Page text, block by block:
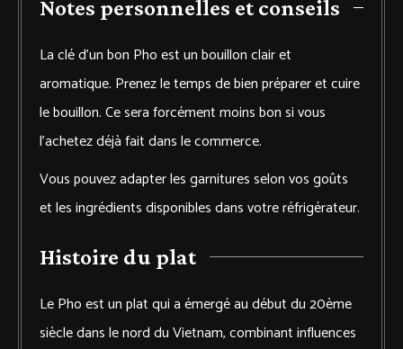
Notes personnelles et conseils
La clé d’un bon Pho est un bouillon clair et
aromatique. Prenez le temps de bien préparer et cuire
le bouillon. Ce sera forcément moins bon si vous
l’achetez déjà fait dans le commerce.
Vous pouvez adapter les garnitures selon vos goûts
et les ingrédients disponibles dans votre réfrigérateur.
Histoire du plat
Le Pho est un plat qui a émergé au début du 20ème
siècle dans le nord du Vietnam, combinant influences